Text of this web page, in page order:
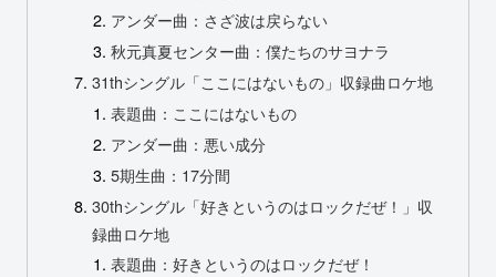
アンダー曲：さざ波は戻らない
秋元真夏センター曲：僕たちのサヨナラ
31thシングル「ここにはないもの」収録曲ロケ地
表題曲：ここにはないもの
アンダー曲：悪い成分
5期生曲：17分間
30thシングル「好きというのはロックだぜ！」収
録曲ロケ地
表題曲：好きというのはロックだぜ！